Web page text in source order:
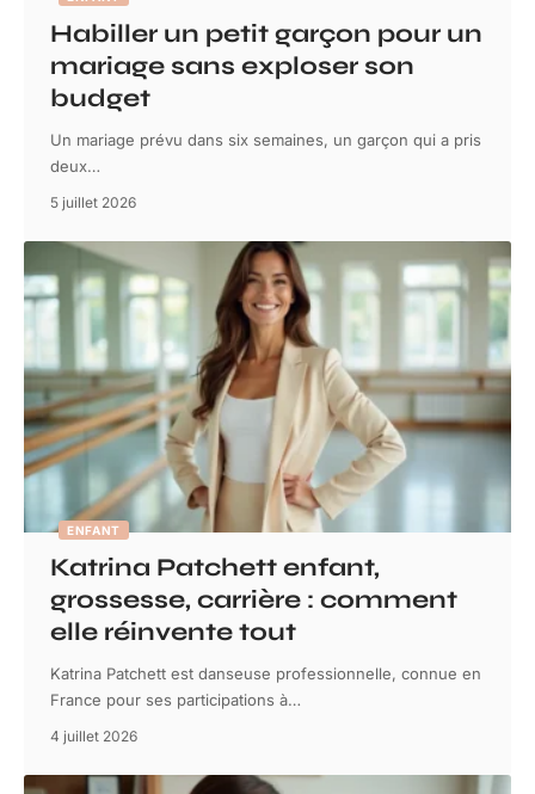
Habiller un petit garçon pour un
mariage sans exploser son
budget
Un mariage prévu dans six semaines, un garçon qui a pris
deux…
5 juillet 2026
ENFANT
Katrina Patchett enfant,
grossesse, carrière : comment
elle réinvente tout
Katrina Patchett est danseuse professionnelle, connue en
France pour ses participations à…
4 juillet 2026